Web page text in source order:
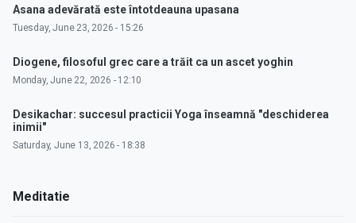
Asana adevărată este întotdeauna upasana
Tuesday, June 23, 2026 - 15:26
Diogene, filosoful grec care a trăit ca un ascet yoghin
Monday, June 22, 2026 - 12:10
Desikachar: succesul practicii Yoga înseamnă "deschiderea
inimii"
Saturday, June 13, 2026 - 18:38
Meditatie